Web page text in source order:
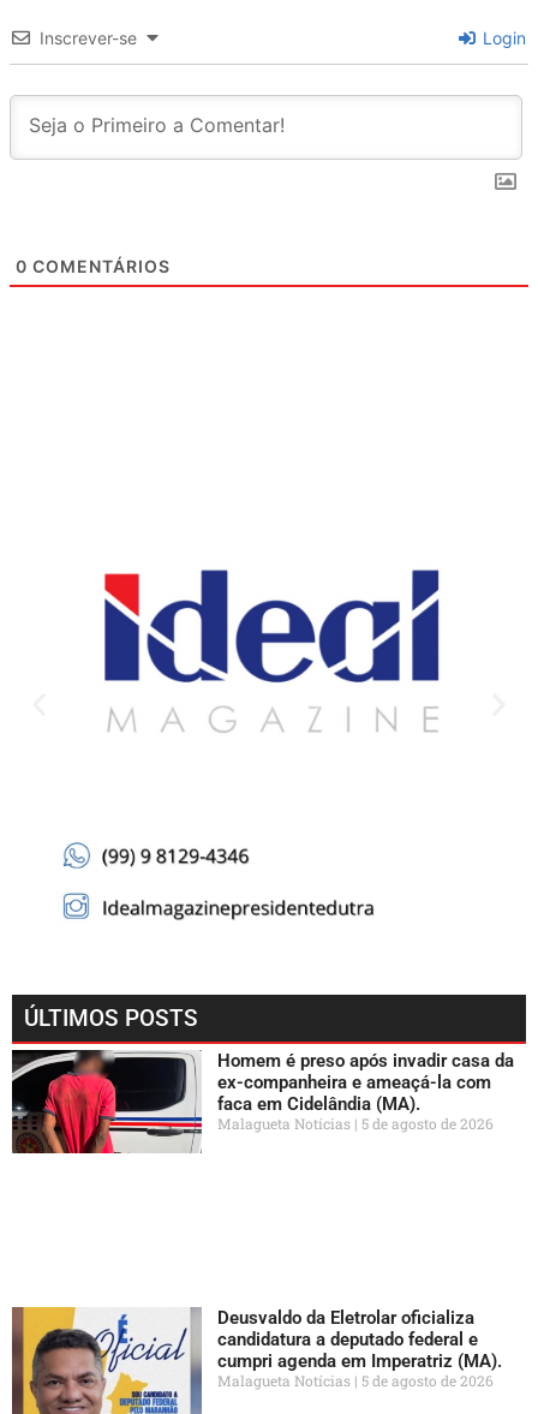
Inscrever-se Login
0 COMENTÁRIOS
ÚLTIMOS POSTS
Homem é preso após invadir casa da
ex-companheira e ameaçá-la com
faca em Cidelândia (MA).
Malagueta Notícias 5 de agosto de 2026
Deusvaldo da Eletrolar oficializa
candidatura a deputado federal e
cumpri agenda em Imperatriz (MA).
Malagueta Notícias 5 de agosto de 2026